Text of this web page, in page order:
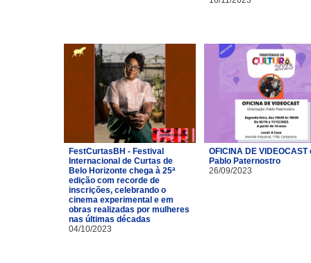
FestCurtasBH - Festival
Internacional de Curtas de
Belo Horizonte chega à 25ª
edição com recorde de
inscrições, celebrando o
cinema experimental e em
obras realizadas por mulheres
nas últimas décadas
04/10/2023
OFICINA DE VIDEOCAST
Pablo Paternostro
26/09/2023